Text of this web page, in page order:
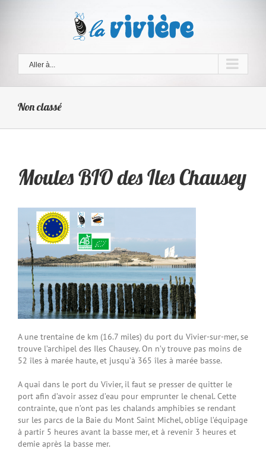
Aller à...
Non classé
Moules BIO des Iles Chausey
A une trentaine de km (16.7 miles) du port du Vivier-sur-mer, se
trouve l’archipel des Iles Chausey. On n’y trouve pas moins de
52 îles à marée haute, et jusqu’à 365 îles à marée basse.
A quai dans le port du Vivier, il faut se presser de quitter le
port afin d’avoir assez d’eau pour emprunter le chenal. Cette
contrainte, que n’ont pas les chalands amphibies se rendant
sur les parcs de la Baie du Mont Saint Michel, oblige l’équipage
à partir 5 heures avant la basse mer, et à revenir 3 heures et
demie après la basse mer.